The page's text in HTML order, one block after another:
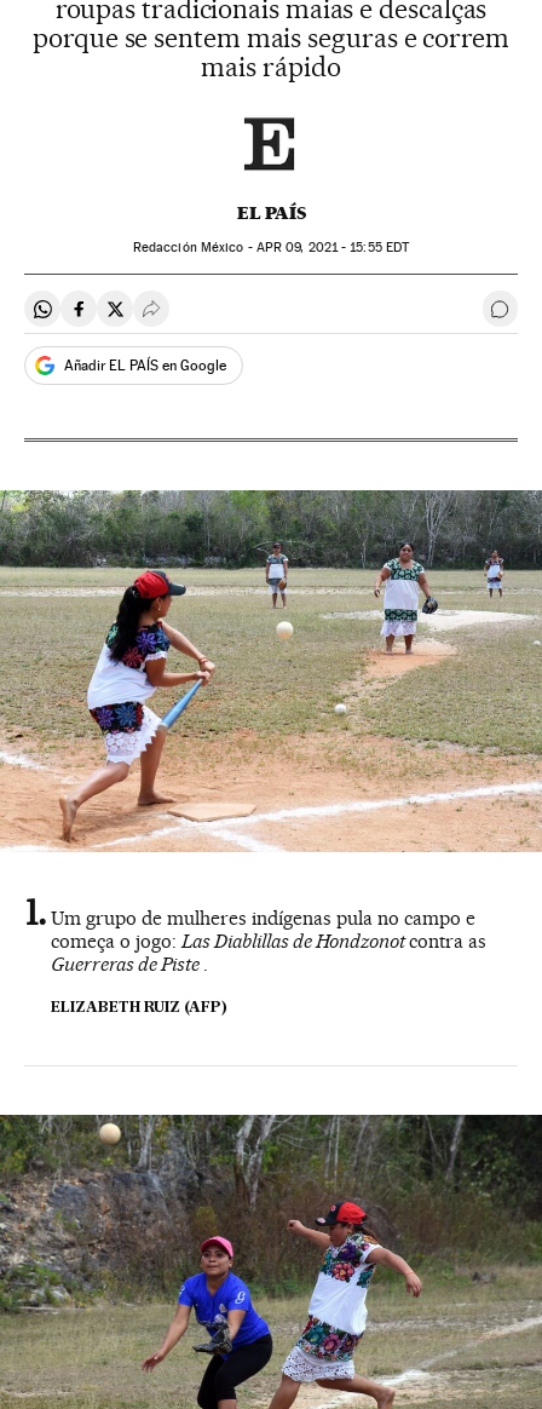
roupas tradicionais maias e descalças
porque se sentem mais seguras e correm
mais rápido
EL PAÍS
Redacción México - APR 09, 2021 - 15:55EDT
Compartir en Whatsapp
Compartir en Facebook
Compartir en Twitter
Desplegar Redes Sociales
Añadir EL PAÍS en Google
Um grupo de mulheres indígenas pula no campo e
começa o jogo:Las Diablillas de Hondzonotcontra as
Guerreras de Piste .
ELIZABETH RUIZ (AFP)